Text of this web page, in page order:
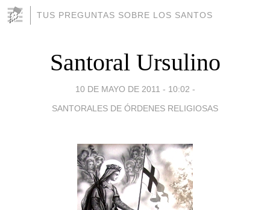
TUS PREGUNTAS SOBRE LOS SANTOS
Santoral Ursulino
10 DE MAYO DE 2011 - 10:02 -
SANTORALES DE ÓRDENES RELIGIOSAS